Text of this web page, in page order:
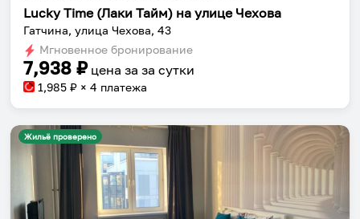
Lucky Time (Лаки Тайм) на улице Чехова
Гатчина, улица Чехова, 43
Мгновенное бронирование
7,938 ₽ цена за за сутки
1,985 ₽ × 4 платежа
Жильё проверено